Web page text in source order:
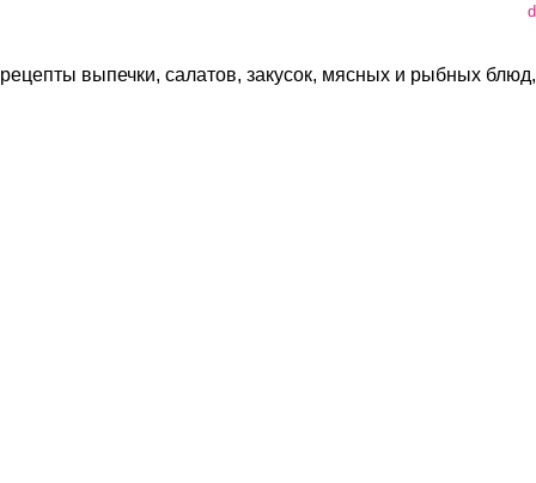
рецепты выпечки, салатов, закусок, мясных и рыбных